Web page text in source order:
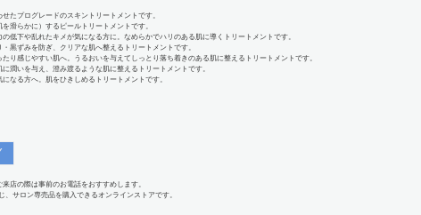
たプログレードのスキントリートメントです。
滑らかに）するピールトリートメントです。
低下や乱れたキメが気になる方に。なめらかでハリのある肌に導くトリートメントです。
黒ずみを防ぎ、クリアな肌へ整えるトリートメントです。
り感じやすい肌へ。うるおいを与えてしっとり落ち着きのある肌に整えるトリートメントです。
潤いを与え、澄み渡るような肌に整えるトリートメントです。
なる方へ。肌をひきしめるトリートメントです。
店の際は事前のお電話をおすすめします。
サロン専売品を購入できるオンラインストアです。